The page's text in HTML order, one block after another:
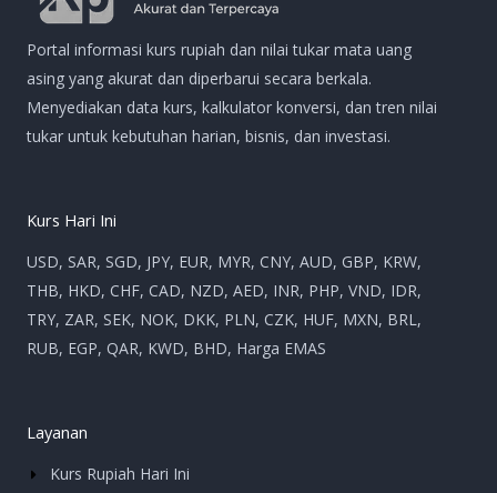
Portal informasi kurs rupiah dan nilai tukar mata uang
asing yang akurat dan diperbarui secara berkala.
Menyediakan data kurs, kalkulator konversi, dan tren nilai
tukar untuk kebutuhan harian, bisnis, dan investasi.
Kurs Hari Ini
USD, SAR, SGD, JPY, EUR, MYR, CNY, AUD, GBP, KRW,
THB, HKD, CHF, CAD, NZD, AED, INR, PHP, VND, IDR,
TRY, ZAR, SEK, NOK, DKK, PLN, CZK, HUF, MXN, BRL,
RUB, EGP, QAR, KWD, BHD, Harga EMAS
Layanan
Kurs Rupiah Hari Ini